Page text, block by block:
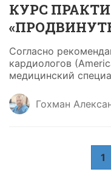
КУРС
Согласно
кардиологов
медицинский
наблюдением
клинической...
Гохман
1